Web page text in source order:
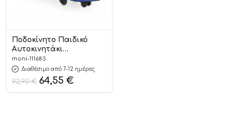
Ποδοκίνητο Παιδικό
Αυτοκινητάκι
Lamborghini Swing Car
Blue 3800146228972
moni-111683
Διαθέσιμο από 7-12 ημέρες
92,90€ 64,55 €